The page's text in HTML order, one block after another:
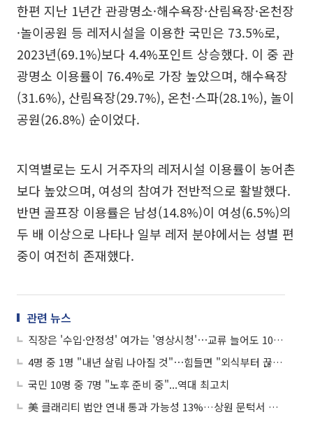
한편 지난 1년간 관광명소·해수욕장·산림욕장·온천장
·놀이공원 등 레저시설을 이용한 국민은 73.5%로,
2023년(69.1%)보다 4.4%포인트 상승했다. 이 중 관
광명소 이용률이 76.4%로 가장 높았으며, 해수욕장
(31.6%), 산림욕장(29.7%), 온천·스파(28.1%), 놀이
공원(26.8%) 순이었다.
지역별로는 도시 거주자의 레저시설 이용률이 농어촌
보다 높았으며, 여성의 참여가 전반적으로 활발했다.
반면 골프장 이용률은 남성(14.8%)이 여성(6.5%)의
두 배 이상으로 나타나 일부 레저 분야에서는 성별 편
중이 여전히 존재했다.
관련 뉴스
직장은 '수입·안정성' 여가는 '영상시청'⋯교류 늘어도 10명 중 4명 "외롭다"
4명 중 1명 "내년 살림 나아질 것"⋯힘들면 "외식부터 끊겠다"
국민 10명 중 7명 "노후 준비 중"...역대 최고치
美 클래리티 법안 연내 통과 가능성 13%…상원 문턱서 제동